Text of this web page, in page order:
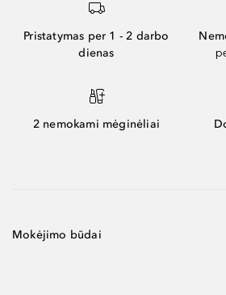
Pristatymas per 1 - 2 darbo
dienas
2 nemokami mėginėliai
Mokėjimo būdai